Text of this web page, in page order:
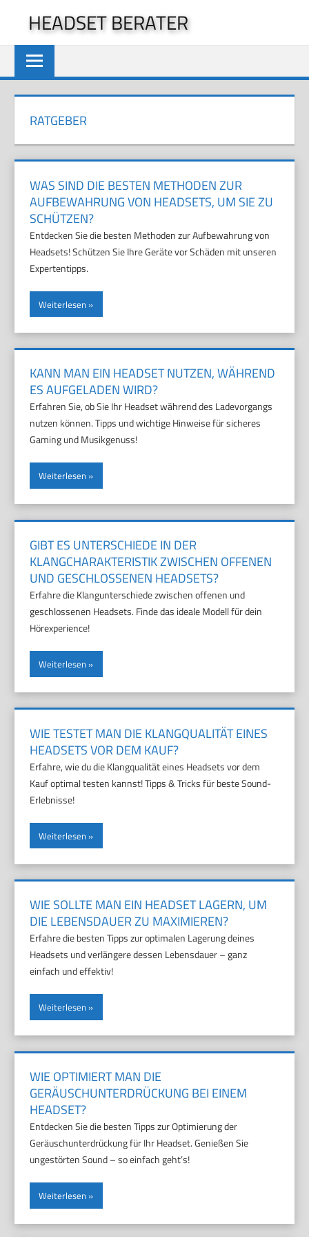
springen
HEADSET BERATER
RATGEBER
WAS SIND DIE BESTEN METHODEN ZUR
AUFBEWAHRUNG VON HEADSETS, UM SIE ZU
SCHÜTZEN?
Entdecken Sie die besten Methoden zur Aufbewahrung von
Headsets! Schützen Sie Ihre Geräte vor Schäden mit unseren
Expertentipps.
Weiterlesen
KANN MAN EIN HEADSET NUTZEN, WÄHREND
ES AUFGELADEN WIRD?
Erfahren Sie, ob Sie Ihr Headset während des Ladevorgangs
nutzen können. Tipps und wichtige Hinweise für sicheres
Gaming und Musikgenuss!
Weiterlesen
GIBT ES UNTERSCHIEDE IN DER
KLANGCHARAKTERISTIK ZWISCHEN OFFENEN
UND GESCHLOSSENEN HEADSETS?
Erfahre die Klangunterschiede zwischen offenen und
geschlossenen Headsets. Finde das ideale Modell für dein
Hörexperience!
Weiterlesen
WIE TESTET MAN DIE KLANGQUALITÄT EINES
HEADSETS VOR DEM KAUF?
Erfahre, wie du die Klangqualität eines Headsets vor dem
Kauf optimal testen kannst! Tipps & Tricks für beste Sound-
Erlebnisse!
Weiterlesen
WIE SOLLTE MAN EIN HEADSET LAGERN, UM
DIE LEBENSDAUER ZU MAXIMIEREN?
Erfahre die besten Tipps zur optimalen Lagerung deines
Headsets und verlängere dessen Lebensdauer – ganz
einfach und effektiv!
Weiterlesen
WIE OPTIMIERT MAN DIE
GERÄUSCHUNTERDRÜCKUNG BEI EINEM
HEADSET?
Entdecken Sie die besten Tipps zur Optimierung der
Geräuschunterdrückung für Ihr Headset. Genießen Sie
ungestörten Sound – so einfach geht’s!
Weiterlesen